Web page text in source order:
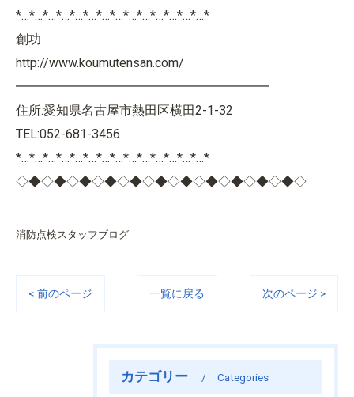
*…*…*…*…*…*…*…*…*…*…*…*…*…*…*
創功
http://www.koumutensan.com/
━━━━━━━━━━━━━━━━━━━━
住所:愛知県名古屋市熱田区横田2-1-32
TEL:052-681-3456
*…*…*…*…*…*…*…*…*…*…*…*…*…*…*
◇◆◇◆◇◆◇◆◇◆◇◆◇◆◇◆◇◆◇◆◇◆◇
消防点検スタッフブログ
< 前のページ 一覧に戻る 次のページ >
カテゴリー Categories